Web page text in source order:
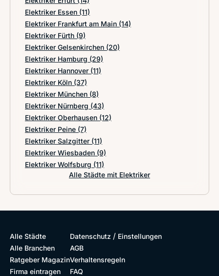
Elektriker Essen (11)
Elektriker Frankfurt am Main (14)
Elektriker Fürth (9)
Elektriker Gelsenkirchen (20)
Elektriker Hamburg (29)
Elektriker Hannover (11)
Elektriker Köln (37)
Elektriker München (8)
Elektriker Nürnberg (43)
Elektriker Oberhausen (12)
Elektriker Peine (7)
Elektriker Salzgitter (11)
Elektriker Wiesbaden (9)
Elektriker Wolfsburg (11)
Alle Städte mit Elektriker
Alle Städte
Alle Branchen
Ratgeber Magazin
Firma eintragen
Datenschutz / Einstellungen
AGB
Verhaltensregeln
FAQ